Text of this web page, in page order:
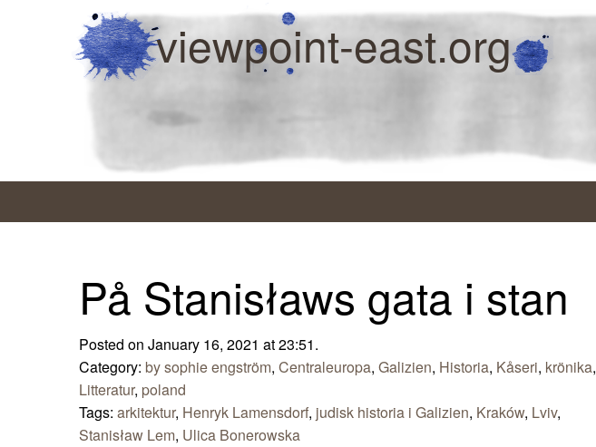
viewpoint-east.org
På Stanisławs gata i stan
Posted on January 16, 2021 at 23:51.
Category: by sophie engström, Centraleuropa, Galizien, Historia, Kåseri, krönika,
Litteratur, poland
Tags: arkitektur, Henryk Lamensdorf, judisk historia i Galizien, Kraków, Lviv,
Stanisław Lem, Ulica Bonerowska